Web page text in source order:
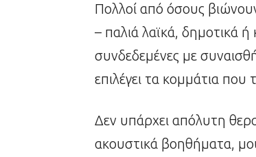
Πολλοί από όσους
– παλιά λαϊκά, δημοτικά ή
συνδεδεμένες με
επιλέγει τα κομμάτια
Δεν υπάρχει απόλυτη
ακουστικά βοηθήματα,